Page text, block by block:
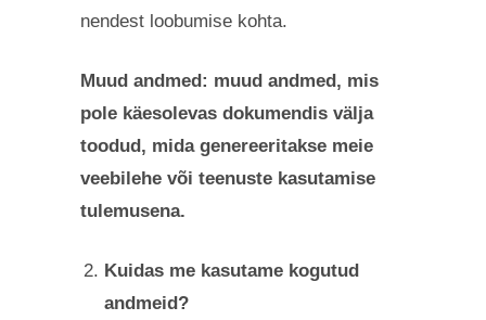
nendest loobumise kohta.
Muud andmed: muud andmed, mis
pole käesolevas dokumendis välja
toodud, mida genereeritakse meie
veebilehe või teenuste kasutamise
tulemusena.
Kuidas me kasutame kogutud
andmeid?